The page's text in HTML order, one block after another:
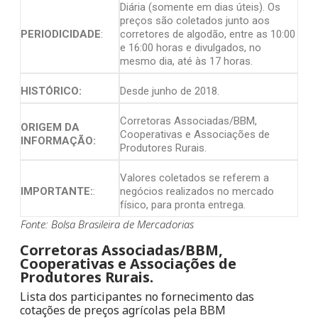
PERIODICIDADE:
Diária (somente em dias úteis). Os
preços são coletados junto aos
corretores de algodão, entre as 10:00
e 16:00 horas e divulgados, no
mesmo dia, até às 17 horas.
HISTÓRICO: Desde junho de 2018.
ORIGEM DA
INFORMAÇÃO:
Corretoras Associadas/BBM,
Cooperativas e Associações de
Produtores Rurais.
IMPORTANTE::
Valores coletados se referem a
negócios realizados no mercado
físico, para pronta entrega.
Fonte: Bolsa Brasileira de Mercadorias
Corretoras Associadas/BBM,
Cooperativas e Associações de
Produtores Rurais.
Lista dos participantes no fornecimento das
cotações de preços agrícolas pela BBM